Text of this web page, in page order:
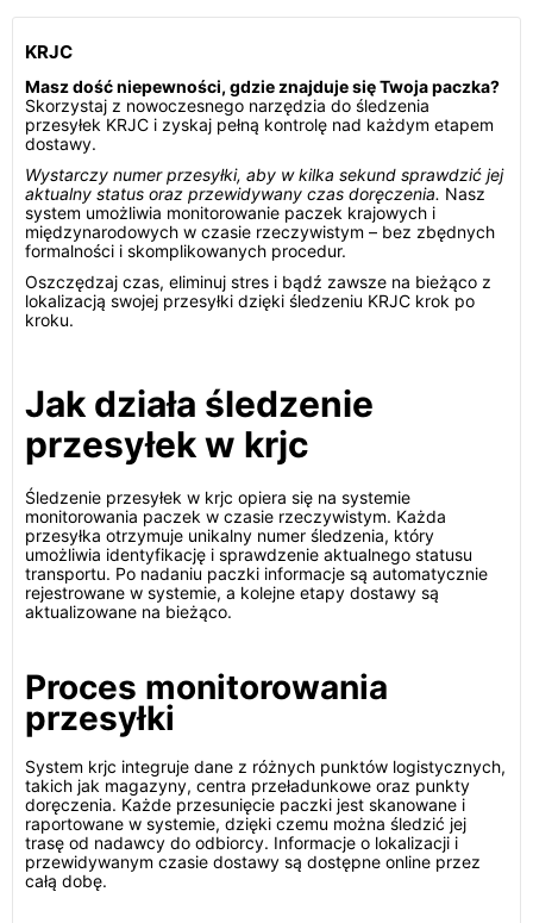
KRJC
Masz dość niepewności, gdzie znajduje się Twoja paczka?
Skorzystaj z nowoczesnego narzędzia do śledzenia
przesyłek KRJC i zyskaj pełną kontrolę nad każdym etapem
dostawy.
Wystarczy numer przesyłki, aby w kilka sekund sprawdzić jej
aktualny status oraz przewidywany czas doręczenia. Nasz
system umożliwia monitorowanie paczek krajowych i
międzynarodowych w czasie rzeczywistym – bez zbędnych
formalności i skomplikowanych procedur.
Oszczędzaj czas, eliminuj stres i bądź zawsze na bieżąco z
lokalizacją swojej przesyłki dzięki śledzeniu KRJC krok po
kroku.
Jak działa śledzenie
przesyłek w krjc
Śledzenie przesyłek w krjc opiera się na systemie
monitorowania paczek w czasie rzeczywistym. Każda
przesyłka otrzymuje unikalny numer śledzenia, który
umożliwia identyfikację i sprawdzenie aktualnego statusu
transportu. Po nadaniu paczki informacje są automatycznie
rejestrowane w systemie, a kolejne etapy dostawy są
aktualizowane na bieżąco.
Proces monitorowania
przesyłki
System krjc integruje dane z różnych punktów logistycznych,
takich jak magazyny, centra przeładunkowe oraz punkty
doręczenia. Każde przesunięcie paczki jest skanowane i
raportowane w systemie, dzięki czemu można śledzić jej
trasę od nadawcy do odbiorcy. Informacje o lokalizacji i
przewidywanym czasie dostawy są dostępne online przez
całą dobę.